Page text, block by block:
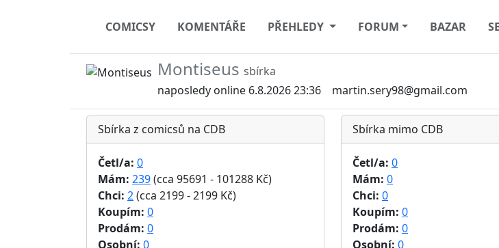
COMICSY KOMENTÁŘE PŘEHLEDY FORUM BAZAR
Montiseus sbírka
naposledy online 6.8.2026 23:36
martin.sery98@gmail.com
Sbírka z comicsů na CDB
Četl/a: 0
Mám: 239(cca 95691 - 101288 Kč)
Chci: 2(cca 2199 - 2199 Kč)
Koupím: 0
Prodám: 0
Osobní: 0
Sbírka mimo CDB
Četl/a: 0
Mám: 0
Chci: 0
Koupím: 0
Prodám: 0
Osobní: 0